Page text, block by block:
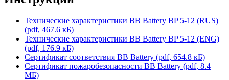
Технические характеристики BB Battery BP 5-12 (RUS)
(pdf, 467.6 кБ)
Технические характеристики BB Battery BP 5-12 (ENG)
(pdf, 176.9 кБ)
Сертификат соответствия BB Battery (pdf, 654.8 кБ)
Сертификат пожаробезопасности BB Battery (pdf, 8.4
МБ)